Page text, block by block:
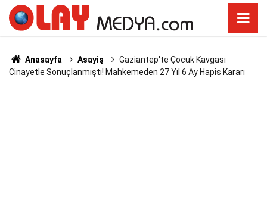
Anasayfa Asayiş
Gaziantep'te Çocuk Kavgası
Cinayetle Sonuçlanmıştı! Mahkemeden 27 Yıl 6 Ay Hapis Kararı